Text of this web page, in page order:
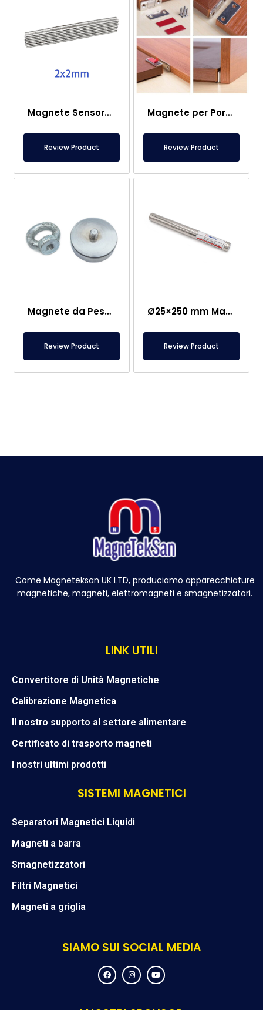
Magnete Sensore – 2×2 mm
Review Product
Magnete per Porta Roulotte
Review Product
Magnete da Pesca – Potente Magnete di Salvataggio Marino
Review Product
Ø25×250 mm Magnete a Barra in Neodimio – Connessione Femmina M8 su un Lato
Review Product
Come Magneteksan UK LTD, produciamo apparecchiature
magnetiche, magneti, elettromagneti e smagnetizzatori.
LINK UTILI
Convertitore di Unità Magnetiche
Calibrazione Magnetica
Il nostro supporto al settore alimentare
Certificato di trasporto magneti
I nostri ultimi prodotti
SISTEMI MAGNETICI
Separatori Magnetici Liquidi
Magneti a barra
Smagnetizzatori
Filtri Magnetici
Magneti a griglia
SIAMO SUI SOCIAL MEDIA
F
a
c
o
I
n
s
g
Y
o
u
b